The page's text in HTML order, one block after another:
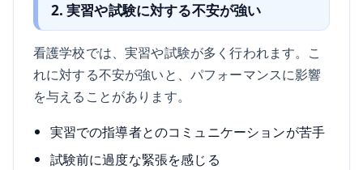
2. 実習や試験に対する不安が強い
看護学校では、実習や試験が多く行われます。こ
れに対する不安が強いと、パフォーマンスに影響
を与えることがあります。
実習での指導者とのコミュニケーションが苦手
試験前に過度な緊張を感じる